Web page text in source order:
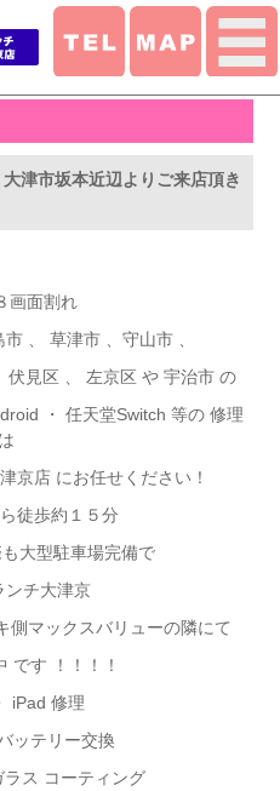
津市坂本近辺よりご来店頂き
画面割れ
、 草津市 、守山市 、
伏見区 、 左京区 や 宇治市 の
・ 任天堂Switch 等の 修理
は
京店 にお任せください！
徒歩約１５分
大型駐車場完備で
ンチ大津京
側マックスバリューの隣にて
です ！！！！
iPad 修理
ッテリー交換
ス コーティング